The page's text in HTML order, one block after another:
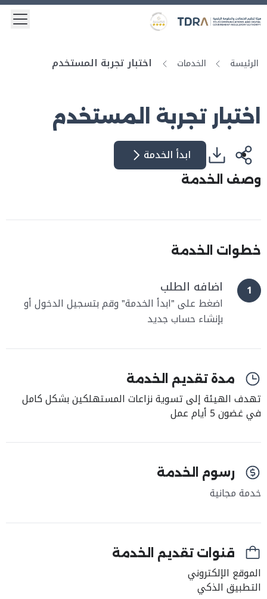
Logo
Gold star Logo
الرئيسة الخدمات اختبار تجربة المستخدم
اختبار تجربة المستخدم
ابدأ الخدمة
وصف الخدمة
خطوات الخدمة
1 اضافه الطلب
اضغط على "ابدأ الخدمة" وقم بتسجيل الدخول أو
بإنشاء حساب جديد
مدة تقديم الخدمة
تهدف الهيئة إلى تسوية نزاعات المستهلكين بشكل كامل
في غضون 5 أيام عمل
رسوم الخدمة
خدمة مجانية
قنوات تقديم الخدمة
الموقع الإلكتروني
التطبيق الذكي